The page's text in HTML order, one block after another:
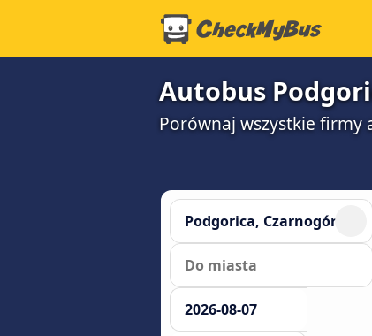
Autobus
Porównaj wszystkie firmy